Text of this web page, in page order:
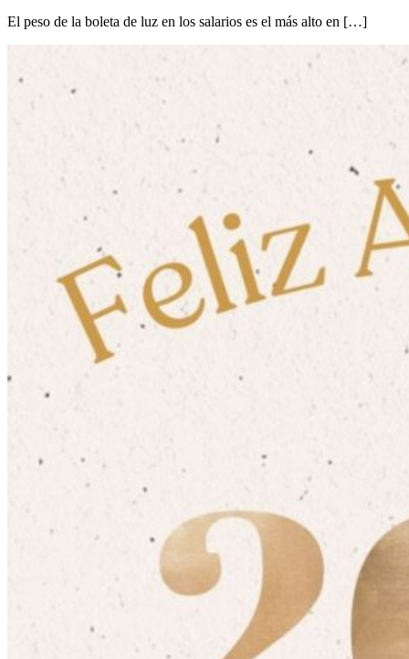
El peso de la boleta de luz en los salarios es el más alto en […]